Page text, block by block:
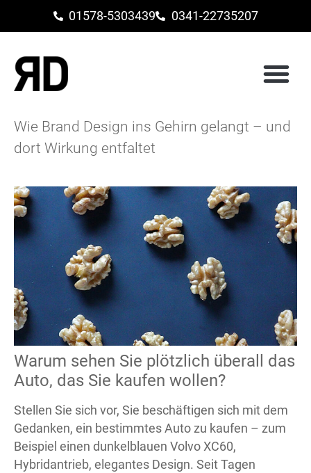
01578-5303439 0341-22735207
Wie Brand Design ins Gehirn gelangt – und
dort Wirkung entfaltet
Warum sehen Sie plötzlich überall das
Auto, das Sie kaufen wollen?
Stellen Sie sich vor, Sie beschäftigen sich mit dem
Gedanken, ein bestimmtes Auto zu kaufen – zum
Beispiel einen dunkelblauen Volvo XC60,
Hybridantrieb, elegantes Design. Seit Tagen